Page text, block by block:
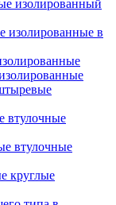
изолированный
изолированные в
втулочные
круглые